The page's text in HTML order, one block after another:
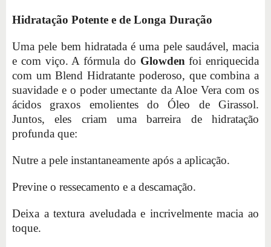
Hidratação Potente e de Longa Duração
Uma pele bem hidratada é uma pele saudável, macia
e com viço. A fórmula do Glowden foi enriquecida
com um Blend Hidratante poderoso, que combina a
suavidade e o poder umectante da Aloe Vera com os
ácidos graxos emolientes do Óleo de Girassol.
Juntos, eles criam uma barreira de hidratação
profunda que:
Nutre a pele instantaneamente após a aplicação.
Previne o ressecamento e a descamação.
Deixa a textura aveludada e incrivelmente macia ao
toque.